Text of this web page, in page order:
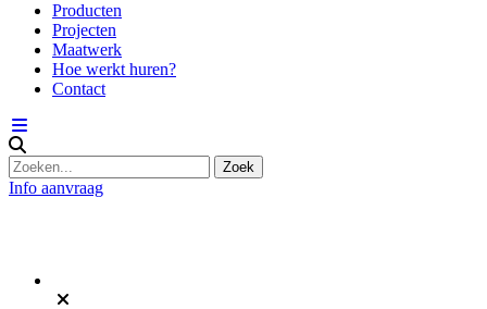
Producten
Projecten
Maatwerk
Hoe werkt huren?
Contact
Info aanvraag